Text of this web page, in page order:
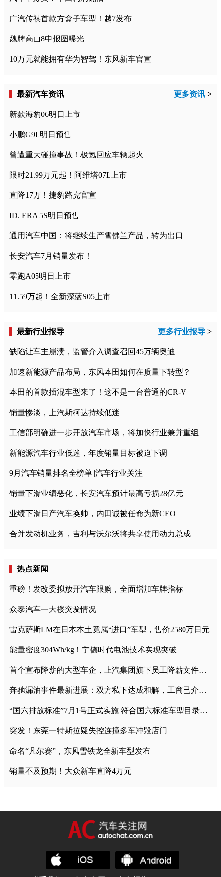
广汽传祺首款方盒子车型！越7发布
魏牌高山8申报图曝光
10万元就能拥有华为智驾！东风新车官宣
最新汽车资讯 更多资讯 >
新款海豹06明日上市
小鹏G9L明日预售
曾遭重大碰撞事故！极氪回应车辆起火
限时21.99万元起！阿维塔07L上市
直降17万！捷豹路虎官宣
ID. ERA 5S明日预售
通用汽车中国：将继续生产雪佛兰产品，转为出口
长安汽车7月销量发布！
零跑A05明日上市
11.59万起！全新深蓝S05上市
最新行业报导 更多行业报导 >
缺陷让车主崩溃，监管介入调查召回45万辆奥迪
加速新能源产品布局，东风本田如何在质量下转型？
本田的首款插混车型来了！这不是一台普通的CR-V
销量惨淡，上汽斯柯达持续低迷
工信部明确进一步开放汽车市场，将加快行业兼并重组
新能源汽车行业低迷，年度销量目标被迫下调
9月汽车销量排名全榜单||汽车行业关注
销量下滑业绩恶化，长安汽车预计最高亏损28亿元
业绩下滑日产汽车换帅，内田诚被任命为新CEO
合并发动机业务，吉利与沃尔沃将共享使用动力总成
热点新闻
重磅！发改委拟放开汽车限购，全面增加车牌指标
众泰汽车一大楼突发情况
雷克萨斯LM在日本本土竟属“进口”车型，售价2580万日元
能量密度304Wh/kg！宁德时代电池技术实现突破
首个宣布降薪的大型车企，上汽集团旗下员工降薪文件曝光
奔驰漏油事件最新进展：双方私下达成和解，工商已介入调查
“国六排放标准”7月1号正式实施 符合国六标准车型目录一览
突发！东莞一特斯拉疑失控连撞多车冲毁店门
命名“凡尔赛”，东风雪铁龙全新车型发布
销量不及预期！大众新车直降4万元